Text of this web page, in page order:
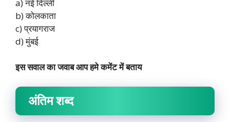
a) नई दिल्ली
b) कोलकाता
c) प्रयागराज
d) मुंबई
इस सवाल का जवाब आप हमे कमेंट में बताय
अंतिम शब्द